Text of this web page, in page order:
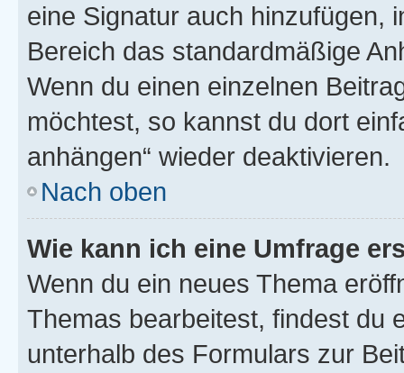
eine Signatur auch hinzufügen,
Bereich das standardmäßige
Wenn du einen einzelnen
möchtest, so kannst du dort
anhängen“ wieder deaktivieren.
Nach oben
Wie kann ich eine Umfrage
Wenn du ein neues Thema
Themas bearbeitest, findest du
unterhalb des Formulars zur